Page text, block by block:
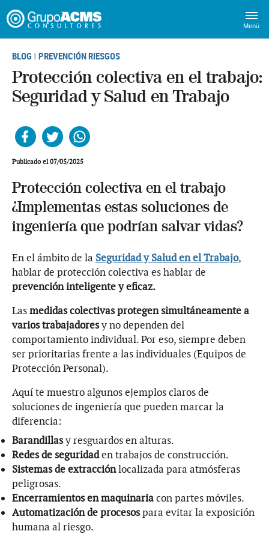
Menú
BLOG | PREVENCIÓN RIESGOS
Protección colectiva en el trabajo:
Seguridad y Salud en Trabajo
Publicado el 07/05/2025
Protección colectiva en el trabajo
¿Implementas estas soluciones de
ingeniería que podrían salvar vidas?
En el ámbito de la Seguridad y Salud en el Trabajo,
hablar de protección colectiva es hablar de
prevención inteligente y eficaz.
Lasmedidas colectivas protegen simultáneamente a
varios trabajadoresy no dependen del
comportamiento individual. Por eso, siempre deben
ser prioritarias frente a las individuales (Equipos de
Protección Personal).
Aquí te muestro algunos ejemplos claros de
soluciones de ingeniería que pueden marcar la
diferencia:
Barandillasy resguardos en alturas.
Redes de seguridaden trabajos de construcción.
Sistemas de extracciónlocalizada para atmósferas
peligrosas.
Encerramientos en maquinariacon partes móviles.
Automatización de procesospara evitar la exposición
humana al riesgo.